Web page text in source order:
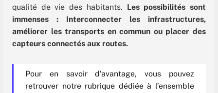
qualité de vie des habitants. Les possibilités sont
immenses : Interconnecter les infrastructures,
améliorer les transports en commun ou placer des
capteurs connectés aux routes.
Pour en savoir d’avantage, vous pouvez
retrouver notre rubrique dédiée à l’ensemble